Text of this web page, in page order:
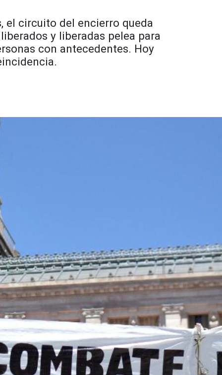
el circuito del encierro queda
y liberadas pelea para
con antecedentes. Hoy